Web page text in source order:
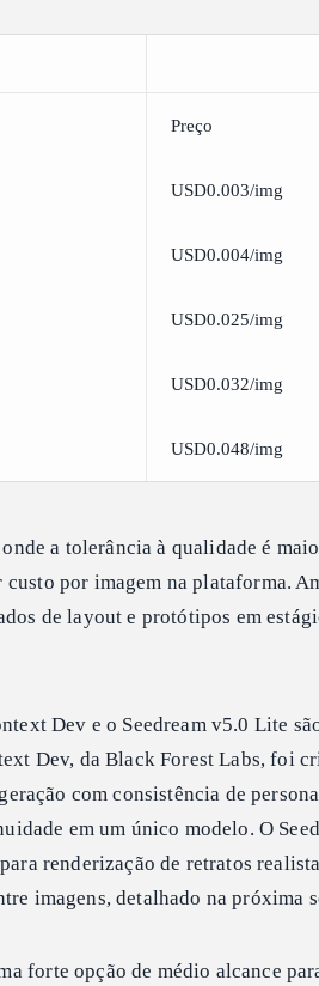
Preço
USD0.003/img
USD0.004/img
USD0.025/img
USD0.032/img
USD0.048/img
a tolerância à qualidade é
por imagem na plataforma.
de layout e protótipos em
Dev e o Seedream v5.0 Lite
Dev, da Black Forest Labs, foi
com consistência de
em um único modelo. O
renderização de retratos
imagens, detalhado na próxima
forte opção de médio alcance